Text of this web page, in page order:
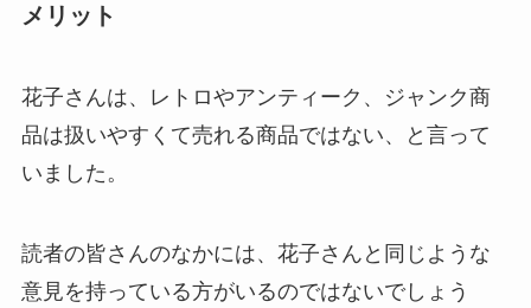
メリット
花子さんは、レトロやアンティーク、ジャンク商
品は扱いやすくて売れる商品ではない、と言って
いました。
読者の皆さんのなかには、花子さんと同じような
意見を持っている方がいるのではないでしょう